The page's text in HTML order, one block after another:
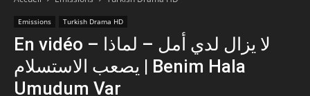
Emissions Turkish Drama HD
En vidéo – لا يزال لدي أمل – لماذا
يصعب الاستسلام | Benim Hala
Umudum Var